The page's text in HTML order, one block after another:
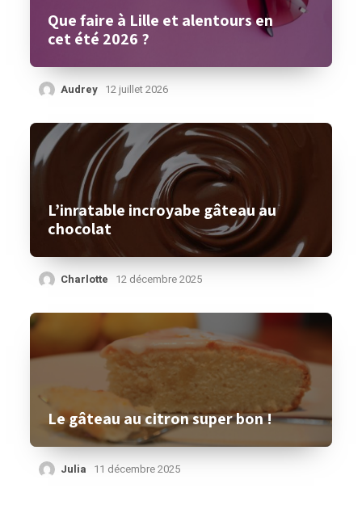
Que faire à Lille et alentours en
cet été 2026 ?
Audrey 12 juillet 2026
L’inratable incroyabe gâteau au
chocolat
Charlotte 12 décembre 2025
Le gâteau au citron super bon !
Julia 11 décembre 2025